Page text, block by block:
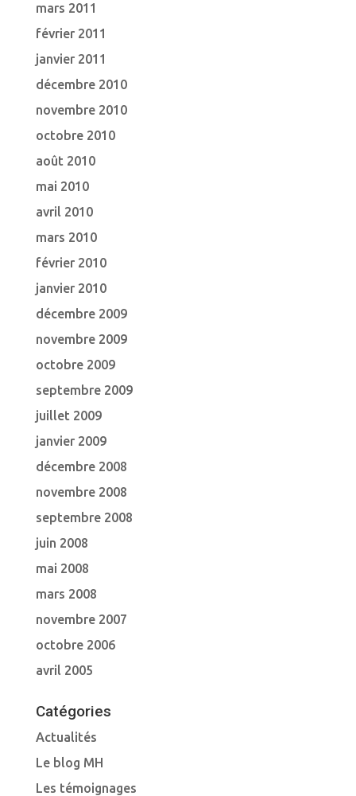
mars 2011
février 2011
janvier 2011
décembre 2010
novembre 2010
octobre 2010
août 2010
mai 2010
avril 2010
mars 2010
février 2010
janvier 2010
décembre 2009
novembre 2009
octobre 2009
septembre 2009
juillet 2009
janvier 2009
décembre 2008
novembre 2008
septembre 2008
juin 2008
mai 2008
mars 2008
novembre 2007
octobre 2006
avril 2005
Catégories
Actualités
Le blog MH
Les témoignages